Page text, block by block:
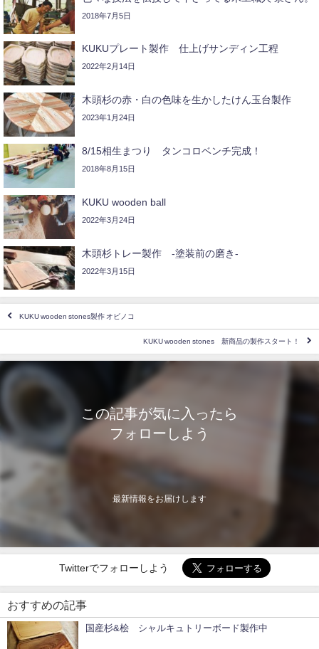
2018年7月5日
KUKUプレート製作 仕上げサンディン工程
2022年2月14日
木頭杉の赤・白の色味を生かしたけん玉台製作
2023年1月24日
8/15相生まつり タンコロベンチ完成！
2018年8月15日
KUKU wooden ball
2022年3月24日
木頭杉トレー製作 -塗装前の磨き-
2022年3月15日
KUKU wooden stones製作 オビノコ
KUKU wooden stones 新商品の製作スタート！
この記事が気に入ったら
フォローしよう
最新情報をお届けします
Twitterでフォローしよう
おすすめの記事
国産杉&桧 シャルキュトリーボード製作中